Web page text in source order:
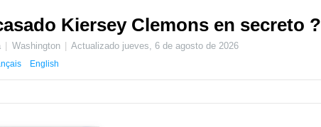
Kiersey Clemons en secreto ?
Washington Actualizado jueves, 6 de agosto de 2026
English